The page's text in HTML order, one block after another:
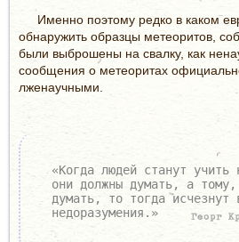
Именно поэтому редко в каком
обнаружить образцы метеоритов,
были выброшены на свалку, как
сообщения о метеоритах
лженаучными.
«Когда людей станут
они должны думать, а
думать, то тогда исчезнут
недоразумения.»
Георг